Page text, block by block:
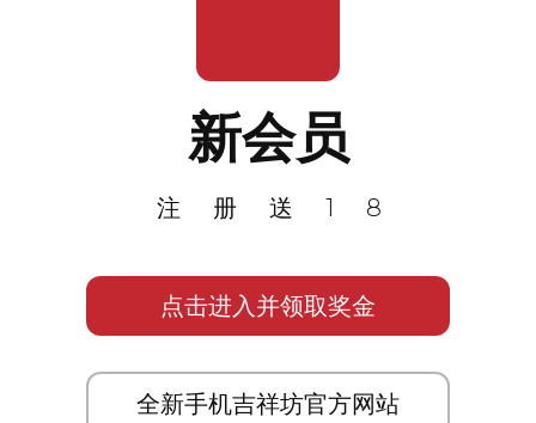
新会员
注册送18
点击进入并领取奖金
全新手机吉祥坊官方网站